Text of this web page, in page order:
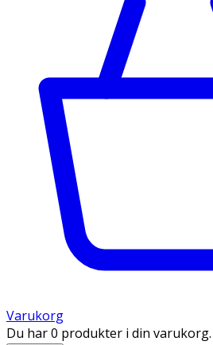
Varukorg
Du har 0 produkter i din varukorg.